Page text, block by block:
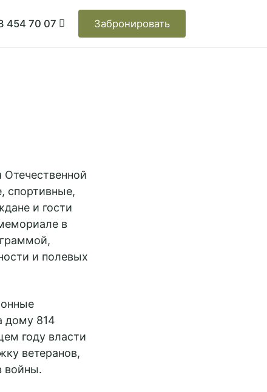
454 70 07 Забронировать
спортивные,
и гости
в
и полевых
дому 814
году власти
ветеранов,
войны.